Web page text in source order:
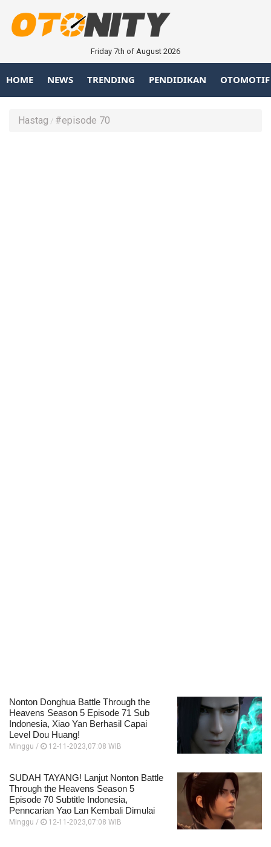
Friday 7th of August 2026
HOME NEWS TRENDING PENDIDIKAN OTOMOTIF
Hastag #episode 70
Nonton Donghua Battle Through the
Heavens Season 5 Episode 71 Sub
Indonesia, Xiao Yan Berhasil Capai
Level Dou Huang!
Minggu / 12-11-2023,07:08 WIB
SUDAH TAYANG! Lanjut Nonton Battle
Through the Heavens Season 5
Episode 70 Subtitle Indonesia,
Penncarian Yao Lan Kembali Dimulai
Minggu / 12-11-2023,07:08 WIB